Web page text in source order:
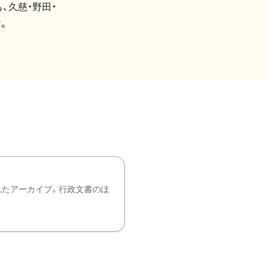
慈・野田・
アーカイブ。行政文書のほ